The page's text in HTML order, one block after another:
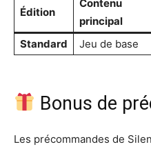
Édition
Contenu
principal
Standard Jeu de base
Bonus de
Les précommandes de